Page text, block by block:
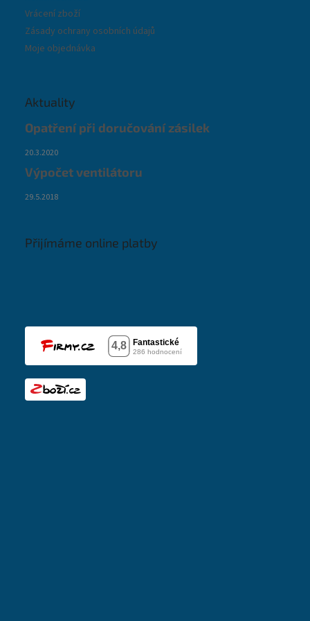
Vrácení zboží
Zásady ochrany osobních údajů
Moje objednávka
Aktuality
Opatření při doručování zásilek
20.3.2020
Výpočet ventilátoru
29.5.2018
Přijímáme online platby